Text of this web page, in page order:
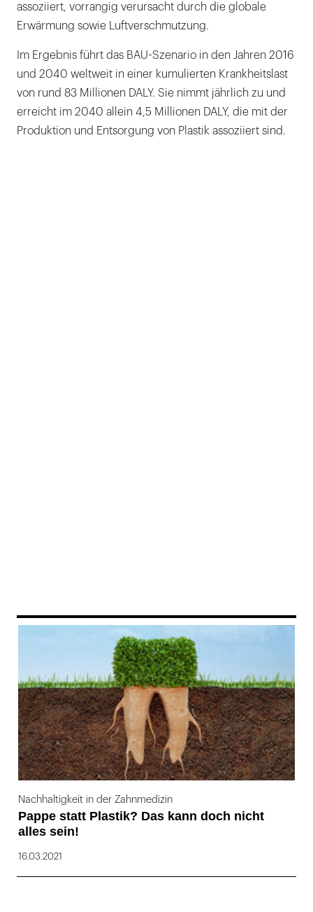
assoziiert, vorrangig verursacht durch die globale
Erwärmung sowie Luftverschmutzung.
Im Ergebnis führt das BAU-Szenario in den Jahren 2016
und 2040 weltweit in einer kumulierten Krankheitslast
von rund 83 Millionen DALY. Sie nimmt jährlich zu und
erreicht im 2040 allein 4,5 Millionen DALY, die mit der
Produktion und Entsorgung von Plastik assoziiert sind.
Nachhaltigkeit in der Zahnmedizin
Pappe statt Plastik? Das kann doch nicht
alles sein!
16.03.2021